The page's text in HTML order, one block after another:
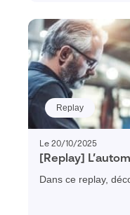
Replay
Le 20/10/2025
[Replay]
Comment
vos processus
Dans ce replay,